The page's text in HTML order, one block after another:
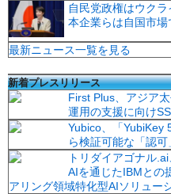
自民党政権はウク
本企業らは自国市
最新ニュース一覧を見る
新着プレスリリース
First Plus、アジア
運用の支援に向け
Yubico、「YubiKey
ら検証可能な「認
トリダイアゴナル
AIを通じたIBMとの
アリング領域特化型AIソリュー